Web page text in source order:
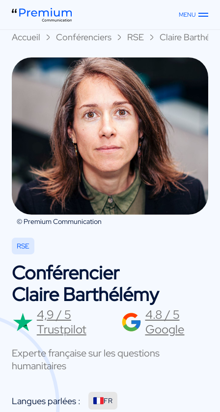
MENU
Accueil Conférenciers RSE Claire
© Premium Communication
RSE
Conférencier
Claire Barthélémy
4,9 / 5
Trustpilot
4.8 / 5
Google
Experte française sur les questions
humanitaires
Langues parlées : FR